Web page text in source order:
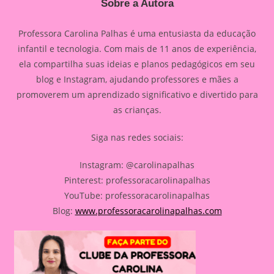
Sobre a Autora
Professora Carolina Palhas é uma entusiasta da educação
infantil e tecnologia. Com mais de 11 anos de experiência,
ela compartilha suas ideias e planos pedagógicos em seu
blog e Instagram, ajudando professores e mães a
promoverem um aprendizado significativo e divertido para
as crianças.
Siga nas redes sociais:
Instagram: @carolinapalhas
Pinterest: professoracarolinapalhas
YouTube: professoracarolinapalhas
Blog: www.professoracarolinapalhas.com